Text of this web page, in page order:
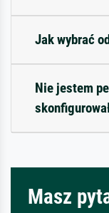
Jak wybrać
Nie jestem
Masz